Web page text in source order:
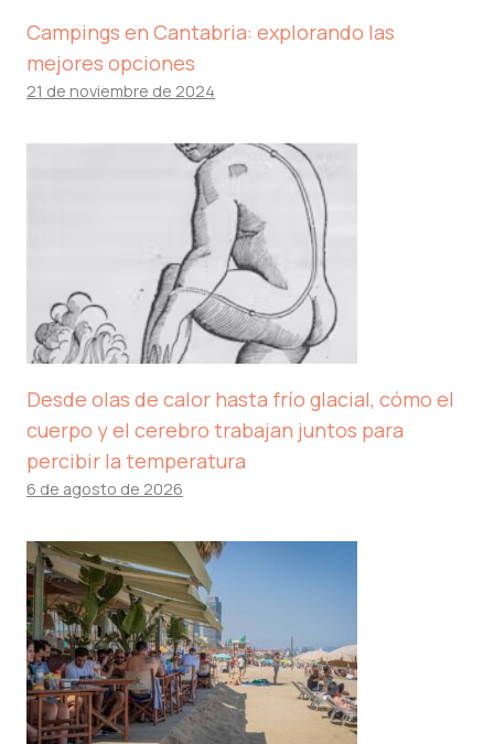
Campings en Cantabria: explorando las
mejores opciones
21 de noviembre de 2024
Desde olas de calor hasta frío glacial, cómo el
cuerpo y el cerebro trabajan juntos para
percibir la temperatura
6 de agosto de 2026